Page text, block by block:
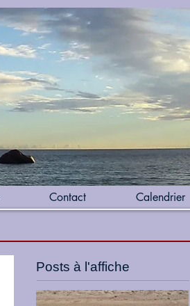
Posts à l'affiche
Contact Calendrier